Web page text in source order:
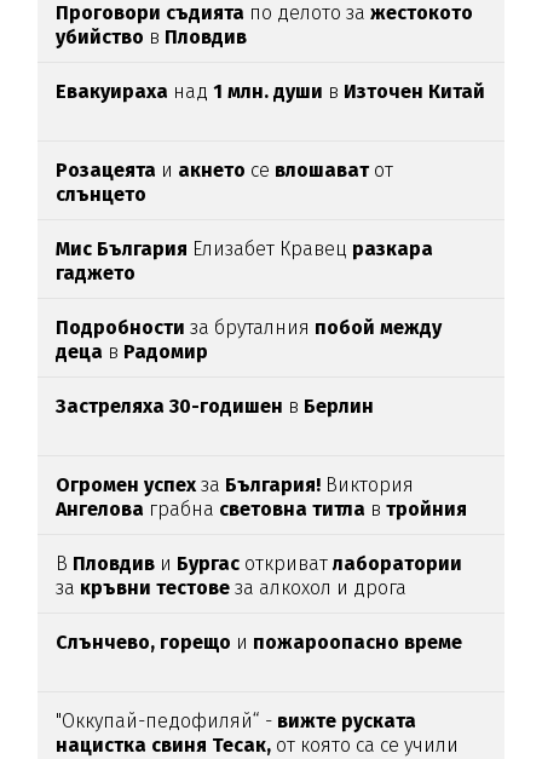
Проговори съдията по делото зажестокото
убийство в Пловдив
Евакуираха над1 млн. души в Източен Китай
Розацеята и акнето се влошават от
слънцето
Мис България Елизабет Кравец разкара
гаджето
Подробностиза бруталния побой между
деца в Радомир
Застреляха 30-годишен в Берлин
Огромен успехза България! Виктория
Ангелова грабна световна титла в тройния
В Пловдив и Бургас откриватлаборатории
за кръвни тестовеза алкохол и дрога
Слънчево, горещо и пожароопасно време
"Оккупай-педофиляй“ - вижте руската
нацистка свиня Тесак, от която са се учили